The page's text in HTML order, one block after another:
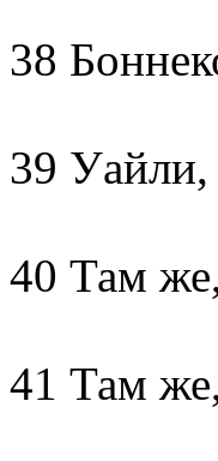
38
39 Уайли,
40 Там
41 Там